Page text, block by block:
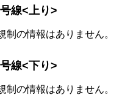
線<上り>
制の情報はありません。
線<下り>
制の情報はありません。